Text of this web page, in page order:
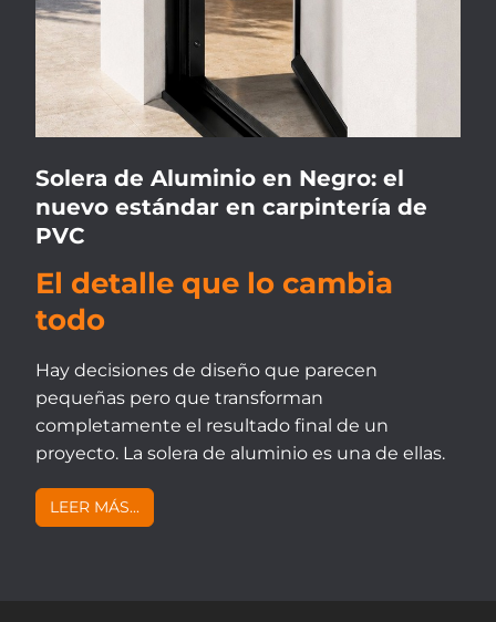
Solera de Aluminio en Negro: el
nuevo estándar en carpintería de
PVC
El detalle que lo cambia
todo
Hay decisiones de diseño que parecen
pequeñas pero que transforman
completamente el resultado final de un
proyecto. La solera de aluminio es una de ellas.
LEER MÁS...